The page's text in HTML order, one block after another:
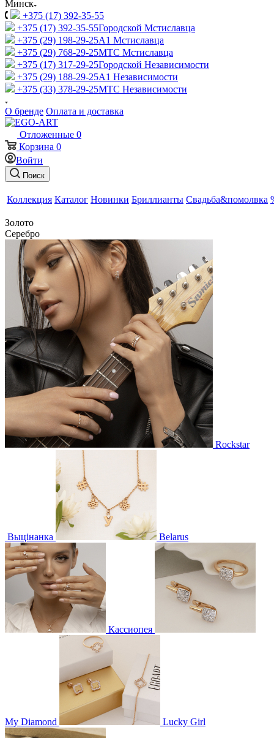
Минск
+375 (17) 392-35-55
+375 (17) 392-35-55Городской Мстиславца
+375 (29) 198-29-25A1 Мстиславца
+375 (29) 768-29-25МТС Мстиславца
+375 (17) 317-29-25Городской Независимости
+375 (29) 188-29-25A1 Независимости
+375 (33) 378-29-25МТС Независимости
О бренде Оплата и доставка
Отложенные 0
Корзина 0
Войти
Поиск
Коллекция Каталог Новинки Бриллианты Свадьба&помолвка
Золото
Серебро
Rockstar
Выцінанка Belarus
Кассиопея
My Diamond Lucky Girl